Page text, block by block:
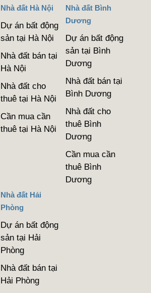
Nhà đất Hà Nội
Dự án bất động
sản tại Hà Nội
Nhà đất bán tại
Hà Nội
Nhà đất cho
thuê tại Hà Nội
Cần mua cần
thuê tại Hà Nội
Nhà đất Bình
Dương
Dự án bất động
sản tại Bình
Dương
Nhà đất bán tại
Bình Dương
Nhà đất cho
thuê Bình
Dương
Cần mua cần
thuê Bình
Dương
Nhà đất Hải
Phòng
Dự án bất động
sản tại Hải
Phòng
Nhà đất bán tại
Hải Phòng